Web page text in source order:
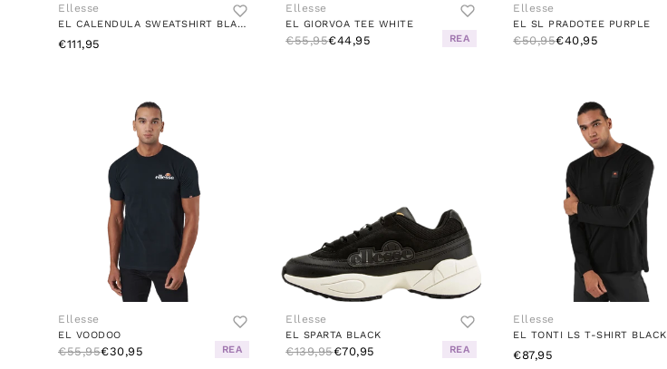
Ellesse
EL CALENDULA SWEATSHIRT BLACK
€111,95
Ellesse
EL GIORVOA TEE WHITE
€55,95€44,95 REA
Ellesse
EL SL PRADOTEE PURPLE
€50,95€40,95
Ellesse
EL VOODOO
€55,95€30,95 REA
Ellesse
EL SPARTA BLACK
€139,95€70,95 REA
Ellesse
EL TONTI LS T-SHIRT BLACK
€87,95